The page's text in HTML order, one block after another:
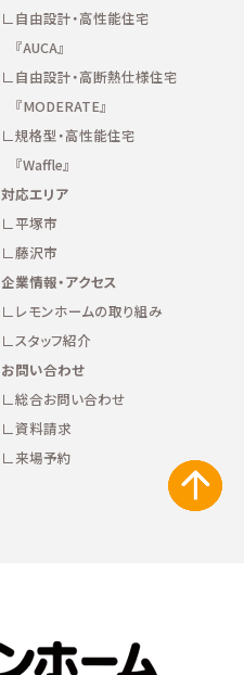
自由設計・高性能住宅
『AUCA』
自由設計・高断熱仕様住宅
『MODERATE』
規格型・高性能住宅
『Waffle』
対応エリア
平塚市
藤沢市
企業情報・アクセス
レモンホームの取り組み
スタッフ紹介
お問い合わせ
総合お問い合わせ
資料請求
来場予約